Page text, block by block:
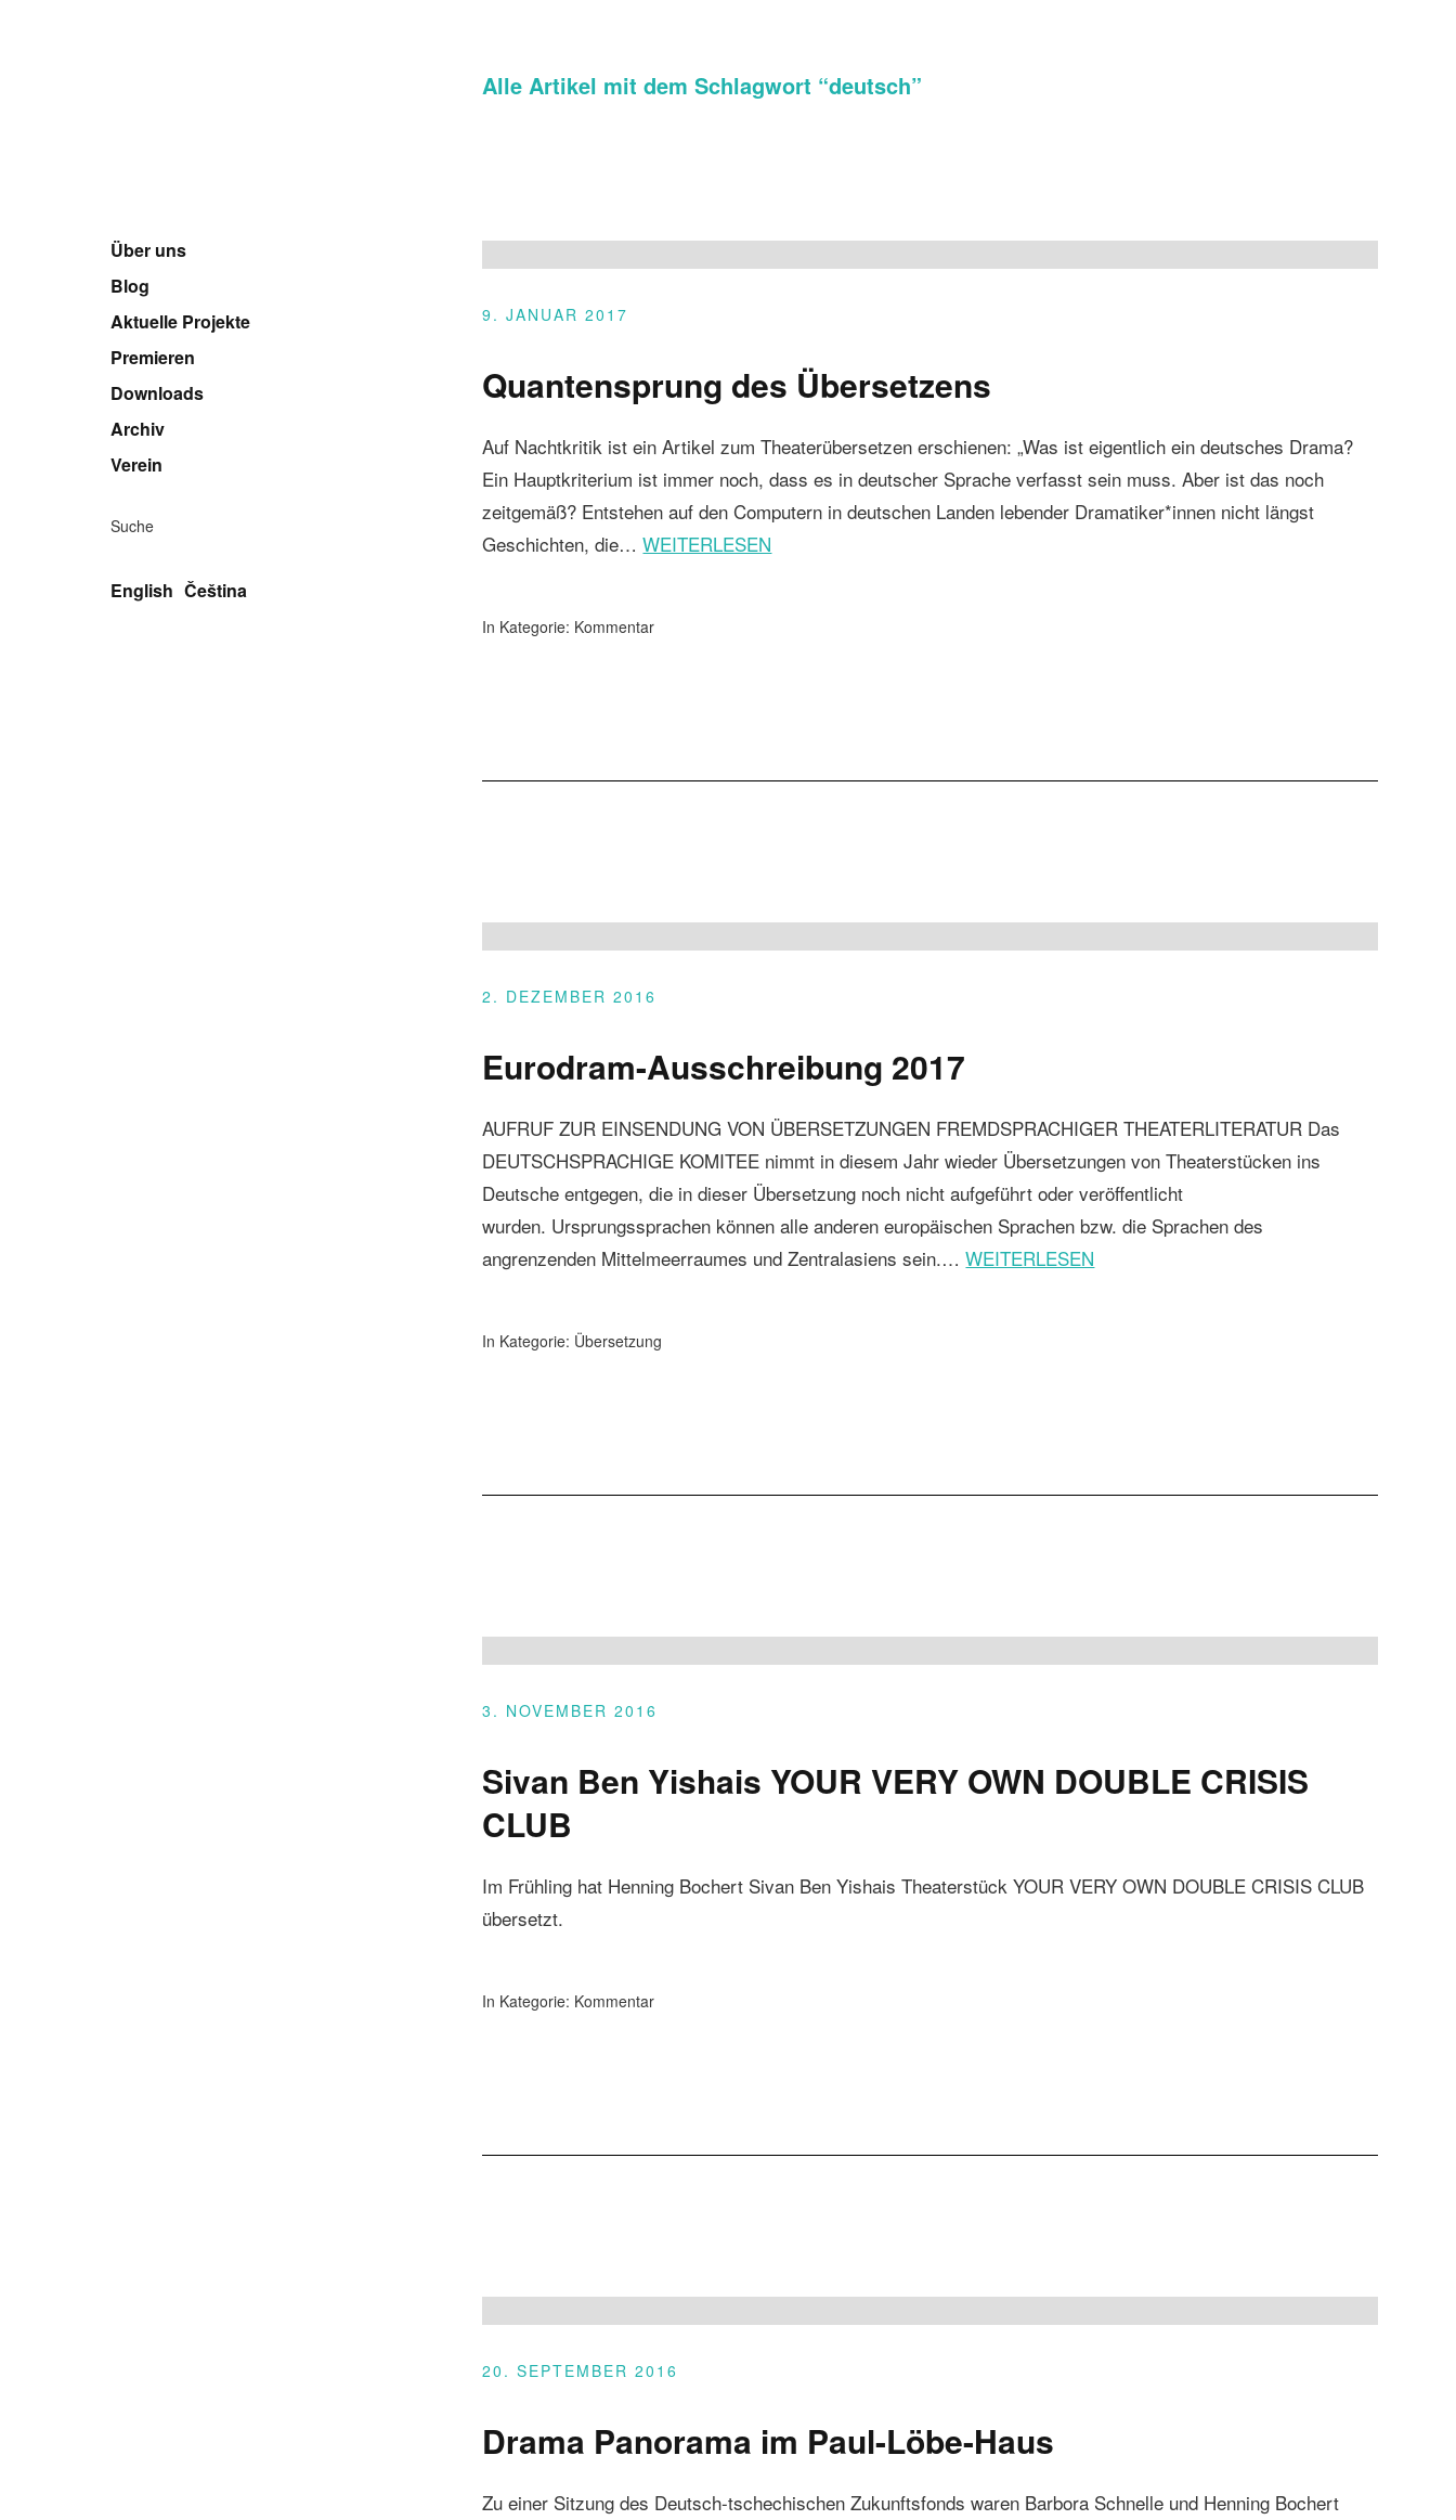
Über uns
Blog
Aktuelle Projekte
Premieren
Downloads
Archiv
Verein
Suche
English Čeština
Alle Artikel mit dem Schlagwort “deutsch”
9. JANUAR 2017
Quantensprung des Übersetzens
Auf Nachtkritik ist ein Artikel zum Theaterübersetzen erschienen: „Was ist eigentlich ein deutsches Drama?
Ein Hauptkriterium ist immer noch, dass es in deutscher Sprache verfasst sein muss. Aber ist das noch
zeitgemäß? Entstehen auf den Computern in deutschen Landen lebender Dramatiker*innen nicht längst
Geschichten, die…WEITERLESEN
In Kategorie: Kommentar
2. DEZEMBER 2016
Eurodram-Ausschreibung 2017
AUFRUF ZUR EINSENDUNG VON ÜBERSETZUNGEN FREMDSPRACHIGER THEATERLITERATUR Das
DEUTSCHSPRACHIGE KOMITEE nimmt in diesem Jahr wieder Übersetzungen von Theaterstücken ins
Deutsche entgegen, die in dieser Übersetzung noch nicht aufgeführt oder veröffentlicht
wurden. Ursprungssprachen können alle anderen europäischen Sprachen bzw. die Sprachen des
angrenzenden Mittelmeerraumes und Zentralasiens sein.…WEITERLESEN
In Kategorie: Übersetzung
3. NOVEMBER 2016
Sivan Ben Yishais YOUR VERY OWN DOUBLE CRISIS
CLUB
Im Frühling hat Henning Bochert Sivan Ben Yishais Theaterstück YOUR VERY OWN DOUBLE CRISIS CLUB
übersetzt.
In Kategorie: Kommentar
20. SEPTEMBER 2016
Drama Panorama im Paul-Löbe-Haus
Zu einer Sitzung des Deutsch-tschechischen Zukunftsfonds waren Barbora Schnelle und Henning Bochert